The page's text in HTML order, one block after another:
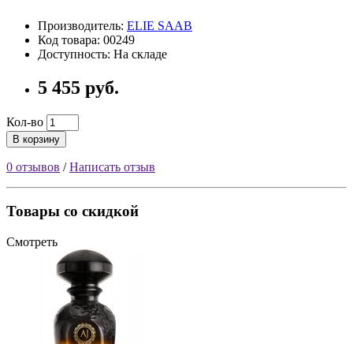
Производитель: ELIE SAAB
Код товара: 00249
Доступность: На складе
5 455 руб.
Кол-во
В корзину
0 отзывов /Написать отзыв
Товары со скидкой
Смотреть